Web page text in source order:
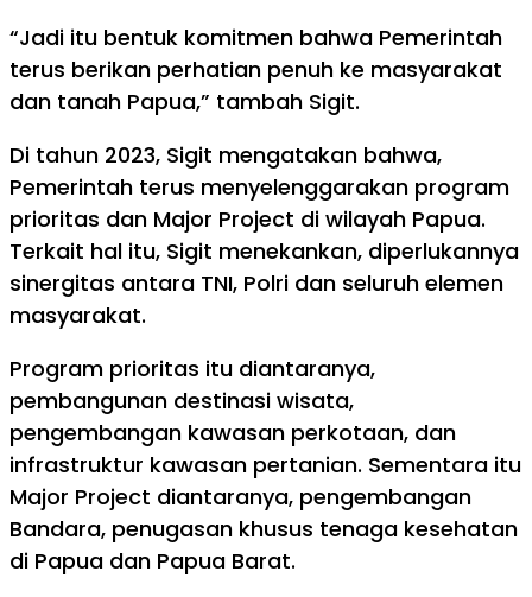
“Jadi itu bentuk komitmen bahwa Pemerintah
terus berikan perhatian penuh ke masyarakat
dan tanah Papua,” tambah Sigit.
Di tahun 2023, Sigit mengatakan bahwa,
Pemerintah terus menyelenggarakan program
prioritas dan Major Project di wilayah Papua.
Terkait hal itu, Sigit menekankan, diperlukannya
sinergitas antara TNI, Polri dan seluruh elemen
masyarakat.
Program prioritas itu diantaranya,
pembangunan destinasi wisata,
pengembangan kawasan perkotaan, dan
infrastruktur kawasan pertanian. Sementara itu
Major Project diantaranya, pengembangan
Bandara, penugasan khusus tenaga kesehatan
di Papua dan Papua Barat.